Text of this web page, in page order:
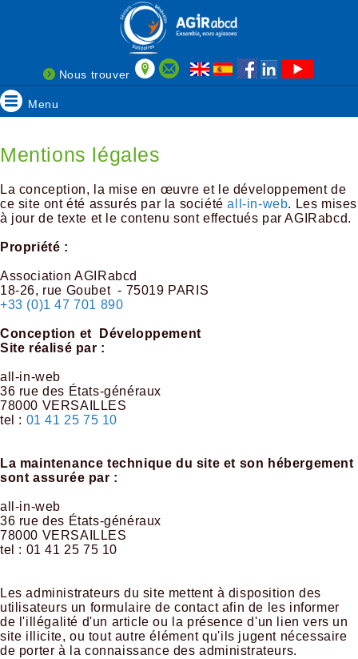
Nous trouver
Menu
Mentions légales
La conception, la mise en œuvre et le développement de
ce site ont été assurés par la sociétéall-in-web. Les mises
à jour de texte et le contenu sont effectués par AGIRabcd.
Propriété :
Association AGIRabcd
18-26, rue Goubet - 75019 PARIS
+33 (0)1 47 701 890
Conception et Développement
Site réalisé par :
all-in-web
36 rue des États-généraux
78000 VERSAILLES
tel : 01 41 25 75 10
La maintenance technique du site et son hébergement
sont assurée par :
all-in-web
36 rue des États-généraux
78000 VERSAILLES
tel : 01 41 25 75 10
Les administrateurs du site mettent à disposition des
utilisateurs un formulaire de contact afin de les informer
de l'illégalité d'un article ou la présence d'un lien vers un
site illicite, ou tout autre élément qu'ils jugent nécessaire
de porter à la connaissance des administrateurs.